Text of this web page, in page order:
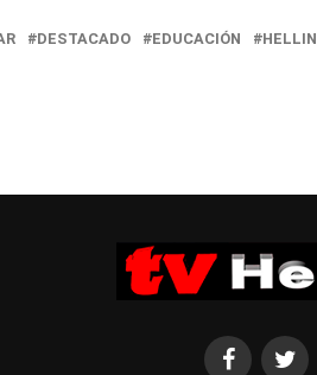
DESTACADO EDUCACIÓN HELLIN